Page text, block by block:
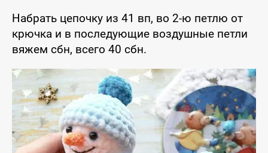
Набрать цепочку из 41 вп, во 2-ю петлю от
крючка и в последующие воздушные петли
вяжем сбн, всего 40 сбн.